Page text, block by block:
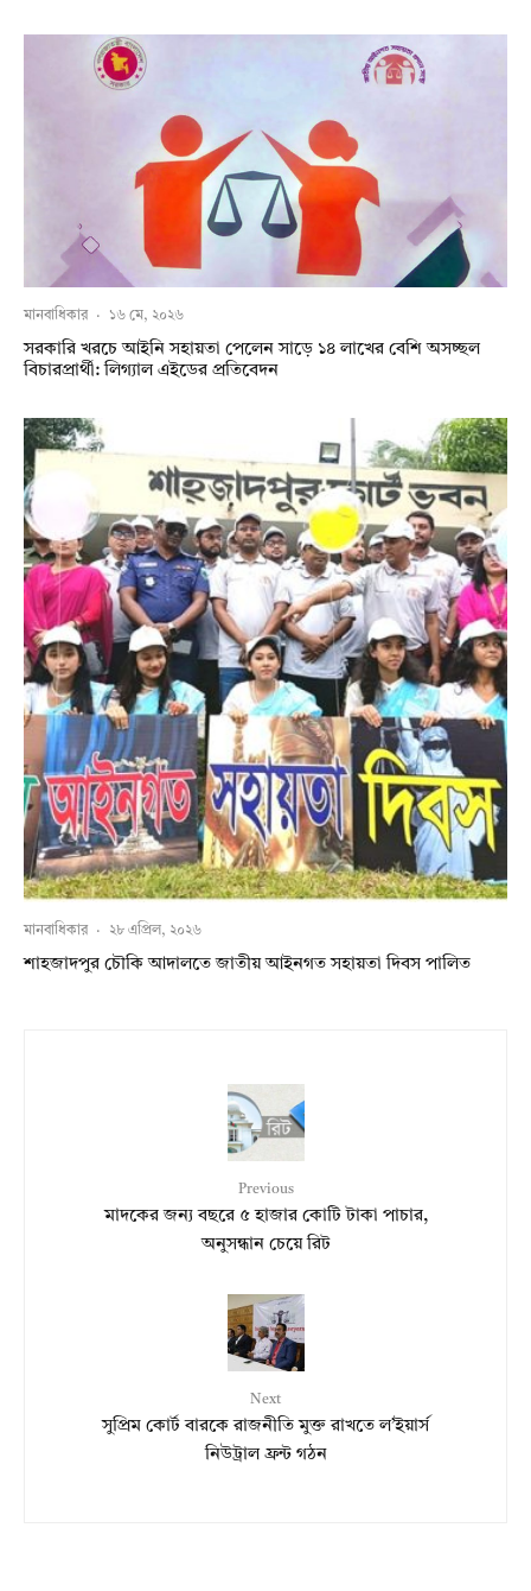
মানবাধিকার · ১৬ মে, ২০২৬
সরকারি খরচে আইনি সহায়তা পেলেন সাড়ে ১৪ লাখের বেশি অসচ্ছল
বিচারপ্রার্থী: লিগ্যাল এইডের প্রতিবেদন
মানবাধিকার · ২৮ এপ্রিল, ২০২৬
শাহজাদপুর চৌকি আদালতে জাতীয় আইনগত সহায়তা দিবস পালিত
Previous
মাদকের জন্য বছরে ৫ হাজার কোটি টাকা পাচার,
অনুসন্ধান চেয়ে রিট
Next
সুপ্রিম কোর্ট বারকে রাজনীতি মুক্ত রাখতে ল’ইয়ার্স
নিউট্রাল ফ্রন্ট গঠন